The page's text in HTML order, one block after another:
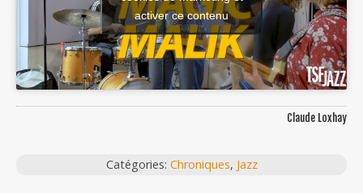
activer ce contenu
Claude Loxhay
Catégories: Chroniques, Jazz